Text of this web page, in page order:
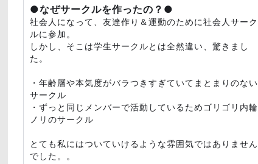
●なぜサークルを作ったの？●
社会人になって、友達作り＆運動のために社会人サーク
ルに参加。
しかし、そこは学生サークルとは全然違い、驚きまし
た。
・年齢層や本気度がバラつきすぎていてまとまりのない
サークル
・ずっと同じメンバーで活動しているためゴリゴリ内輪
ノリのサークル
とても私にはついていけるような雰囲気ではありません
でした。。